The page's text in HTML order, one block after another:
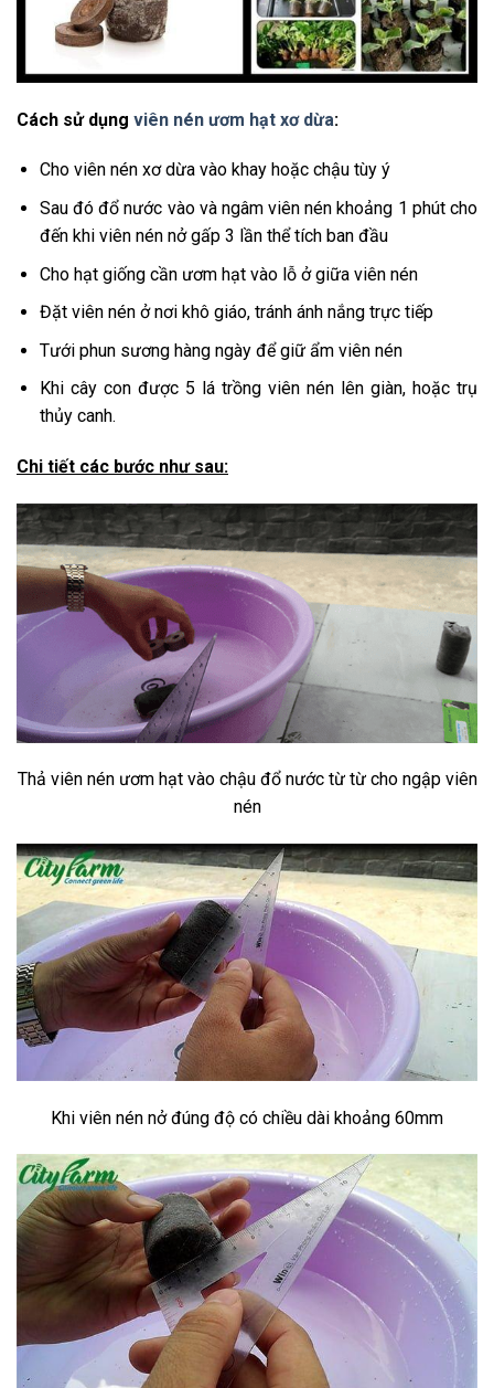
Cách sử dụng viên nén ươm hạt xơ dừa:
Cho viên nén xơ dừa vào khay hoặc chậu tùy ý
Sau đó đổ nước vào và ngâm viên nén khoảng 1 phút cho
đến khi viên nén nở gấp 3 lần thể tích ban đầu
Cho hạt giống cần ươm hạt vào lỗ ở giữa viên nén
Đặt viên nén ở nơi khô giáo, tránh ánh nắng trực tiếp
Tưới phun sương hàng ngày để giữ ẩm viên nén
Khi cây con được 5 lá trồng viên nén lên giàn, hoặc trụ
thủy canh.
Chi tiết các bước như sau:
Thả viên nén ươm hạt vào chậu đổ nước từ từ cho ngập viên
nén
Khi viên nén nở đúng độ có chiều dài khoảng 60mm